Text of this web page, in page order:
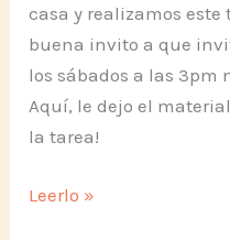
casa y realizamos
buena invito a que
los sábados a las 3pm
Aquí, le dejo el
la tarea!
Las
Leerlo »